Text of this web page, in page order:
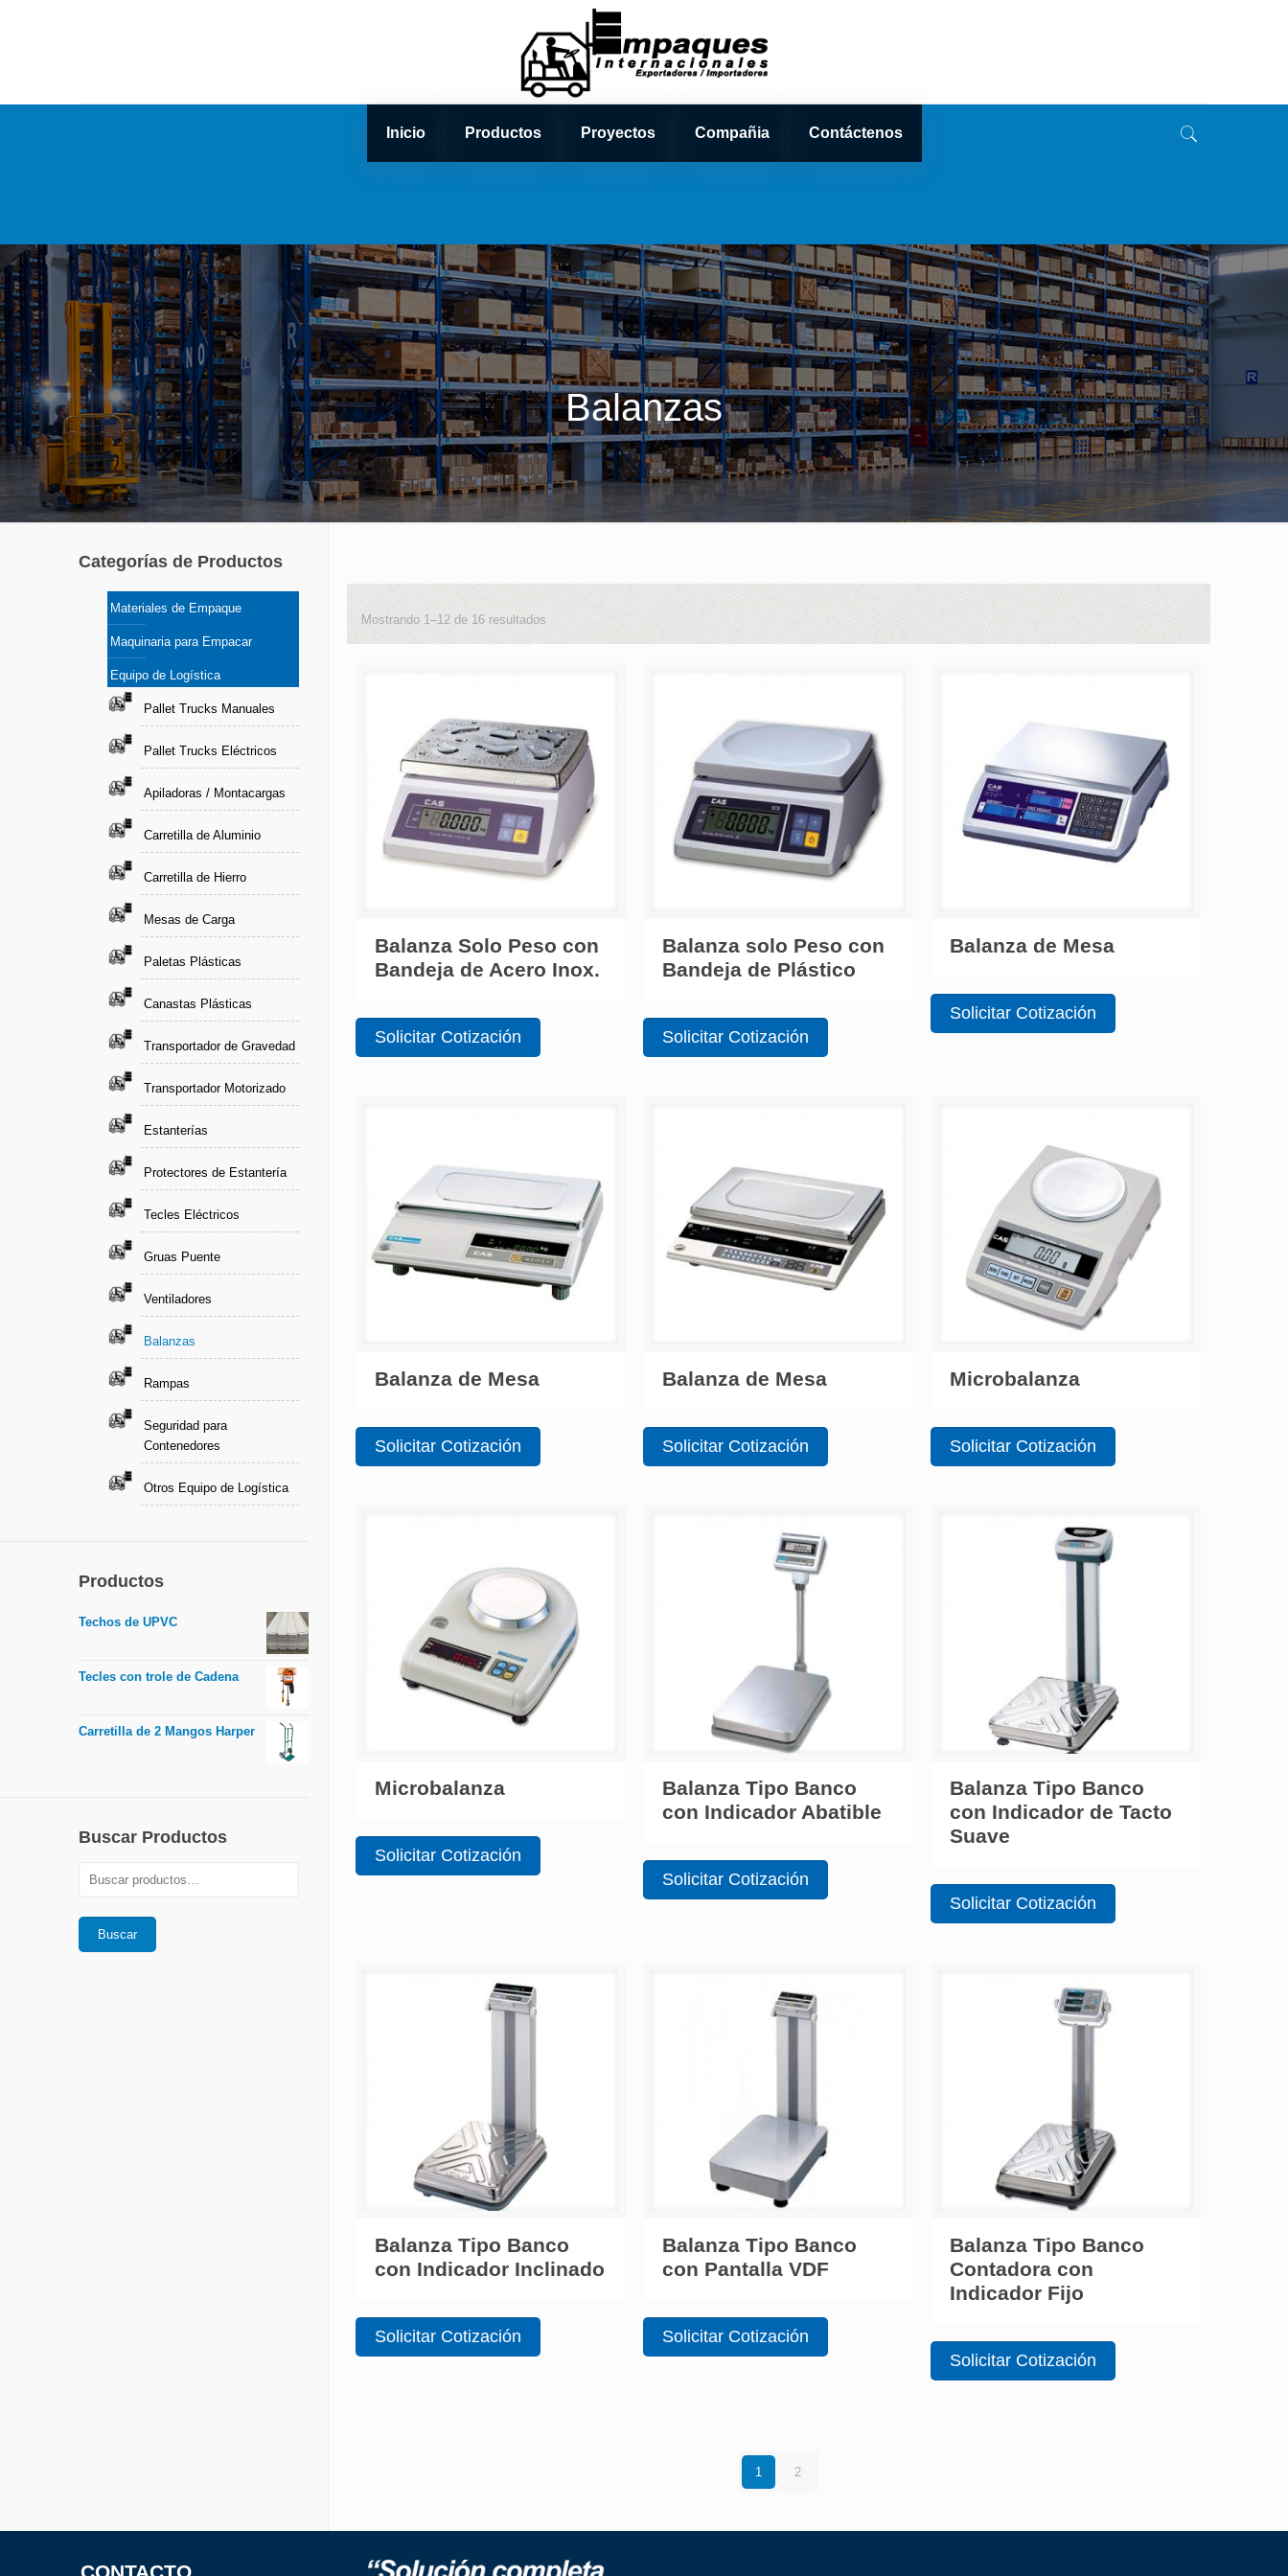
Inicio Productos Proyectos Compañia Contáctenos
Balanzas
Mostrando 1–12 de 16 resultados
Balanza Solo Peso con
Bandeja de Acero Inox.
Solicitar Cotización
Balanza solo Peso con
Bandeja de Plástico
Solicitar Cotización
Balanza de Mesa
Solicitar Cotización
Balanza de Mesa
Solicitar Cotización
Balanza de Mesa
Solicitar Cotización
Microbalanza
Solicitar Cotización
Microbalanza
Solicitar Cotización
Balanza Tipo Banco
con Indicador Abatible
Solicitar Cotización
Balanza Tipo Banco
con Indicador de Tacto
Suave
Solicitar Cotización
Balanza Tipo Banco
con Indicador Inclinado
Solicitar Cotización
Balanza Tipo Banco
con Pantalla VDF
Solicitar Cotización
Balanza Tipo Banco
Contadora con
Indicador Fijo
Solicitar Cotización
1 2
Categorías de Productos
Materiales de Empaque
Maquinaria para Empacar
Equipo de Logística
Pallet Trucks Manuales
Pallet Trucks Eléctricos
Apiladoras / Montacargas
Carretilla de Aluminio
Carretilla de Hierro
Mesas de Carga
Paletas Plásticas
Canastas Plásticas
Transportador de Gravedad
Transportador Motorizado
Estanterías
Protectores de Estantería
Tecles Eléctricos
Gruas Puente
Ventiladores
Balanzas
Rampas
Seguridad para
Contenedores
Otros Equipo de Logística
Productos
Techos de UPVC
Tecles con trole de Cadena
Carretilla de 2 Mangos Harper
Buscar Productos
Buscar